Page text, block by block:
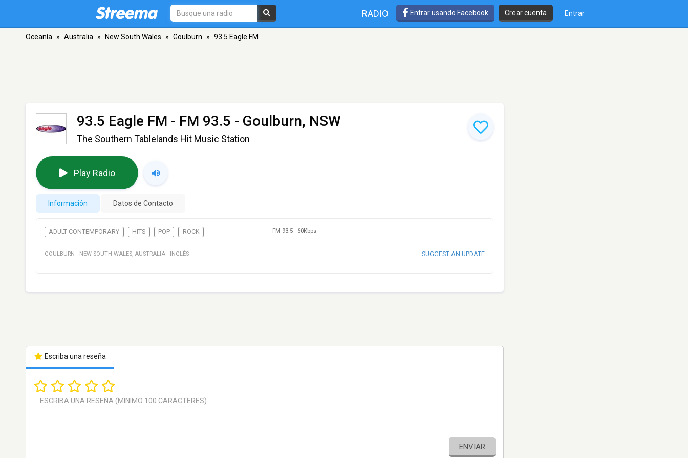
RADIO Entrar usando Facebook Crear cuenta Entrar
Oceanía » Australia » New South Wales » Goulburn » 93.5 Eagle FM
93.5 Eagle FM - FM 93.5 - Goulburn, NSW
The Southern Tablelands Hit Music Station
Play Radio
Información Datos de Contacto
ADULT CONTEMPORARY HITS POP ROCK FM 93.5 - 60Kbps
GOULBURN · NEW SOUTH WALES, AUSTRALIA · INGLÉS SUGGEST AN UPDATE
Escriba una reseña
ENVIAR